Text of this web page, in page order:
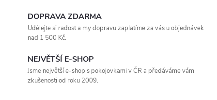
DOPRAVA ZDARMA
Udělejte si radost a my dopravu zaplatíme za vás u objednávek
nad 1 500 Kč.
NEJVĚTŠÍ E-SHOP
Jsme největší e-shop s pokojovkami v ČR a předáváme vám
zkušenosti od roku 2009.